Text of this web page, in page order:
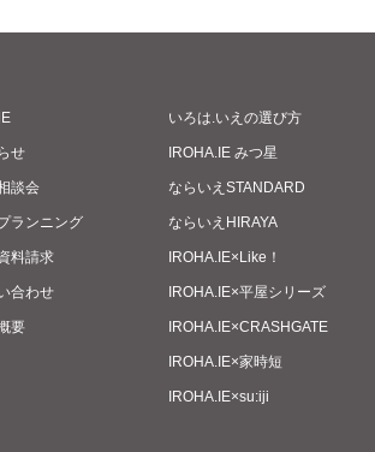
せ
談会
ランニング
料請求
合わせ
要
いろは.いえの選び方
IROHA.IE みつ星
ならいえSTANDARD
ならいえHIRAYA
IROHA.IE×Like！
IROHA.IE×平屋シリーズ
IROHA.IE×CRASHGATE
IROHA.IE×家時短
IROHA.IE×su:iji